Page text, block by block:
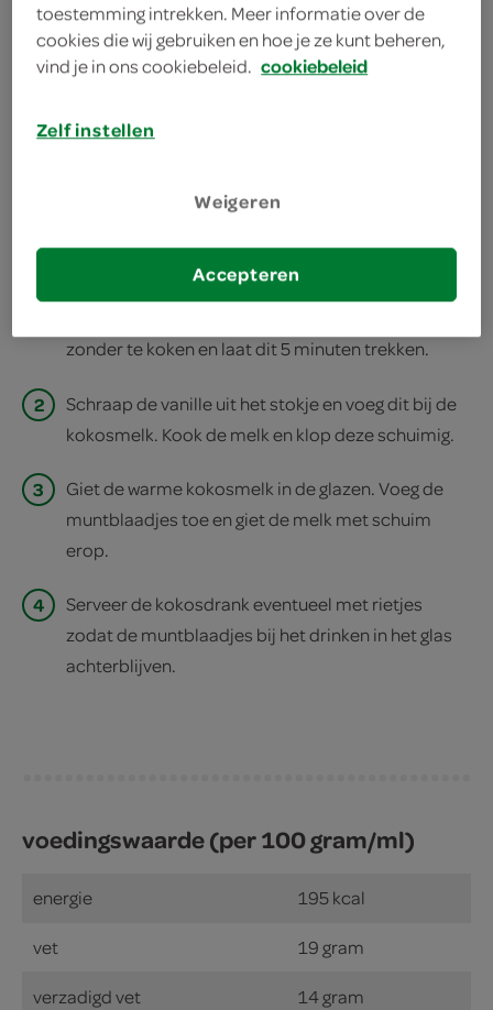
4 rietjes
deel op facebook
zonder te koken en laat dit 5 minuten trekken.
2
Schraap de vanille uit het stokje en voeg dit bij de
kokosmelk. Kook de melk en klop deze schuimig.
3
Giet de warme kokosmelk in de glazen. Voeg de
muntblaadjes toe en giet de melk met schuim
erop.
4
Serveer de kokosdrank eventueel met rietjes
zodat de muntblaadjes bij het drinken in het glas
achterblijven.
voedingswaarde (per 100 gram/ml)
energie 195 kcal
vet 19 gram
verzadigd vet 14 gram
toestemming intrekken. Meer informatie over de
cookies die wij gebruiken en hoe je ze kunt beheren,
vind je in ons cookiebeleid. cookiebeleid
Zelf instellen
Weigeren
Accepteren